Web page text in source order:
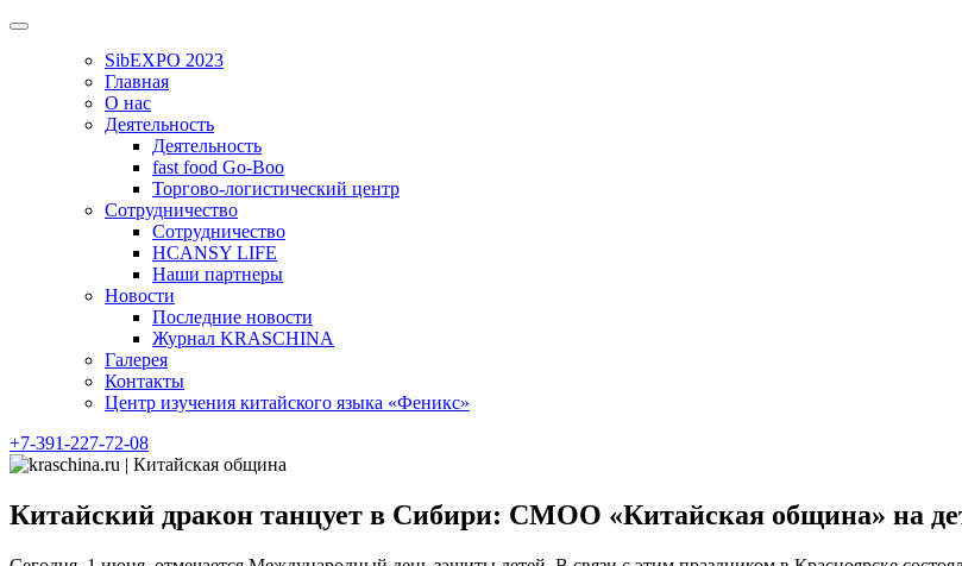
Skip
SibEXPO 2023
Главная
О нас
Деятельность
Деятельность
fast food Go-Boo
Торгово-логистический центр
Сотрудничество
Сотрудничество
HCANSY LIFE
Наши партнеры
Новости
Последние новости
Журнал KRASCHINA
Галерея
Контакты
Центр изучения китайского языка «Феникс»
+7-391-227-72-08
Китайский дракон танцует в Сибири: СМОО «Китайская община» на